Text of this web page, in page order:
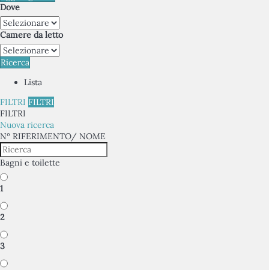
Dove
Camere da letto
Ricerca
Lista
FILTRI FILTRI
FILTRI
Nuova ricerca
Nº RIFERIMENTO/ NOME
Bagni e toilette
1
2
3